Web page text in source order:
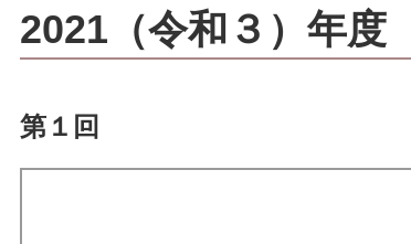
2021（令和３）年度
第１回